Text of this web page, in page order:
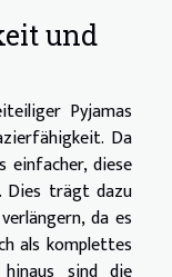
und
Pyjamas
Da
diese
Dies trägt dazu
da es
als komplettes